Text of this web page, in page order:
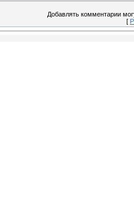
Добавлять комментарии
[